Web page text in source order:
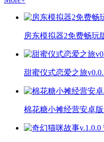
房东模拟器2免费畅玩
甜蜜仪式恋爱之旅
棉花糖小摊经营安卓